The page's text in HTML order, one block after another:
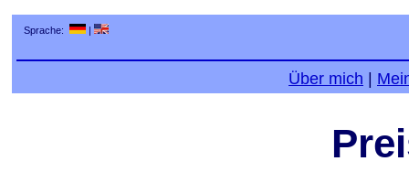
Sprache: |
Über mich